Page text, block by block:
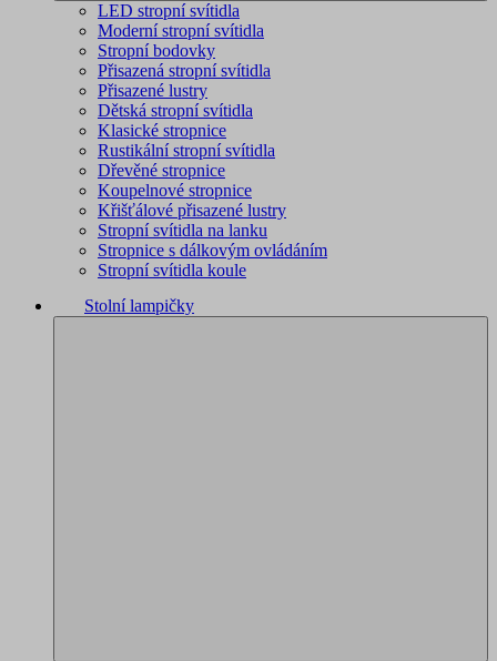
LED stropní svítidla
Moderní stropní svítidla
Stropní bodovky
Přisazená stropní svítidla
Přisazené lustry
Dětská stropní svítidla
Klasické stropnice
Rustikální stropní svítidla
Dřevěné stropnice
Koupelnové stropnice
Křišťálové přisazené lustry
Stropní svítidla na lanku
Stropnice s dálkovým ovládáním
Stropní svítidla koule
Stolní lampičky